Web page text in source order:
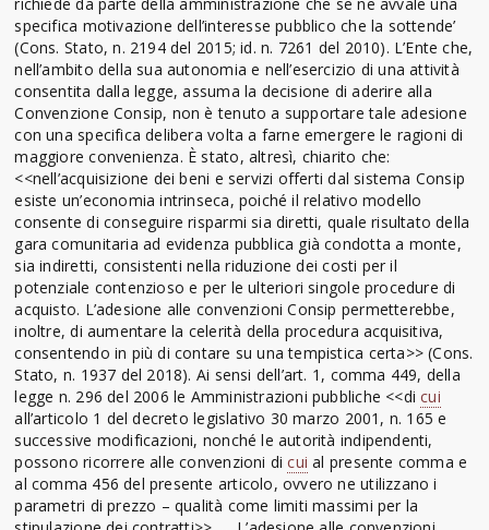
specifica motivazione dell’interesse pubblico che la sottende’
(Cons. Stato, n. 2194 del 2015; id. n. 7261 del 2010). L’Ente che,
nell’ambito della sua autonomia e nell’esercizio di una attività
consentita dalla legge, assuma la decisione di aderire alla
Convenzione Consip, non è tenuto a supportare tale adesione
con una specifica delibera volta a farne emergere le ragioni di
maggiore convenienza. È stato, altresì, chiarito che:
<<nell’acquisizione dei beni e servizi offerti dal sistema Consip
esiste un’economia intrinseca, poiché il relativo modello
consente di conseguire risparmi sia diretti, quale risultato della
gara comunitaria ad evidenza pubblica già condotta a monte,
sia indiretti, consistenti nella riduzione dei costi per il
potenziale contenzioso e per le ulteriori singole procedure di
acquisto. L’adesione alle convenzioni Consip permetterebbe,
inoltre, di aumentare la celerità della procedura acquisitiva,
consentendo in più di contare su una tempistica certa>> (Cons.
Stato, n. 1937 del 2018). Ai sensi dell’art. 1, comma 449, della
legge n. 296 del 2006 le Amministrazioni pubbliche <<dicui
all’articolo 1 del decreto legislativo 30 marzo 2001, n. 165 e
successive modificazioni, nonché le autorità indipendenti,
possono ricorrere alle convenzioni dicui al presente comma e
al comma 456 del presente articolo, ovvero ne utilizzano i
parametri di prezzo – qualità come limiti massimi per la